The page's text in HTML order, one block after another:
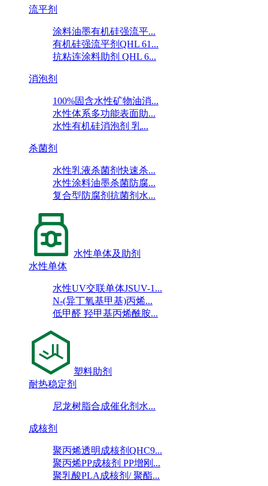
流平剂
涂料油墨有机硅强流平...
有机硅强流平剂QHL 61...
抗粘连涂料助剂 QHL 6...
消泡剂
100%固含水性矿物油消...
水性体系多功能表面助...
水性有机硅消泡剂 乳...
杀菌剂
水性乳液杀菌剂快速杀...
水性涂料油墨杀菌防腐...
复合型防腐剂抗菌剂水...
水性单体及助剂
水性单体
水性UV交联单体JSUV-1...
N-(异丁氧基甲基)丙烯...
低甲醛 羟甲基丙烯酰胺...
塑料助剂
耐热稳定剂
尼龙树脂合成催化剂水...
成核剂
聚丙烯透明成核剂QHC9...
聚丙烯PP成核剂 PP增刚...
聚乳酸PLA成核剂/ 聚酯...